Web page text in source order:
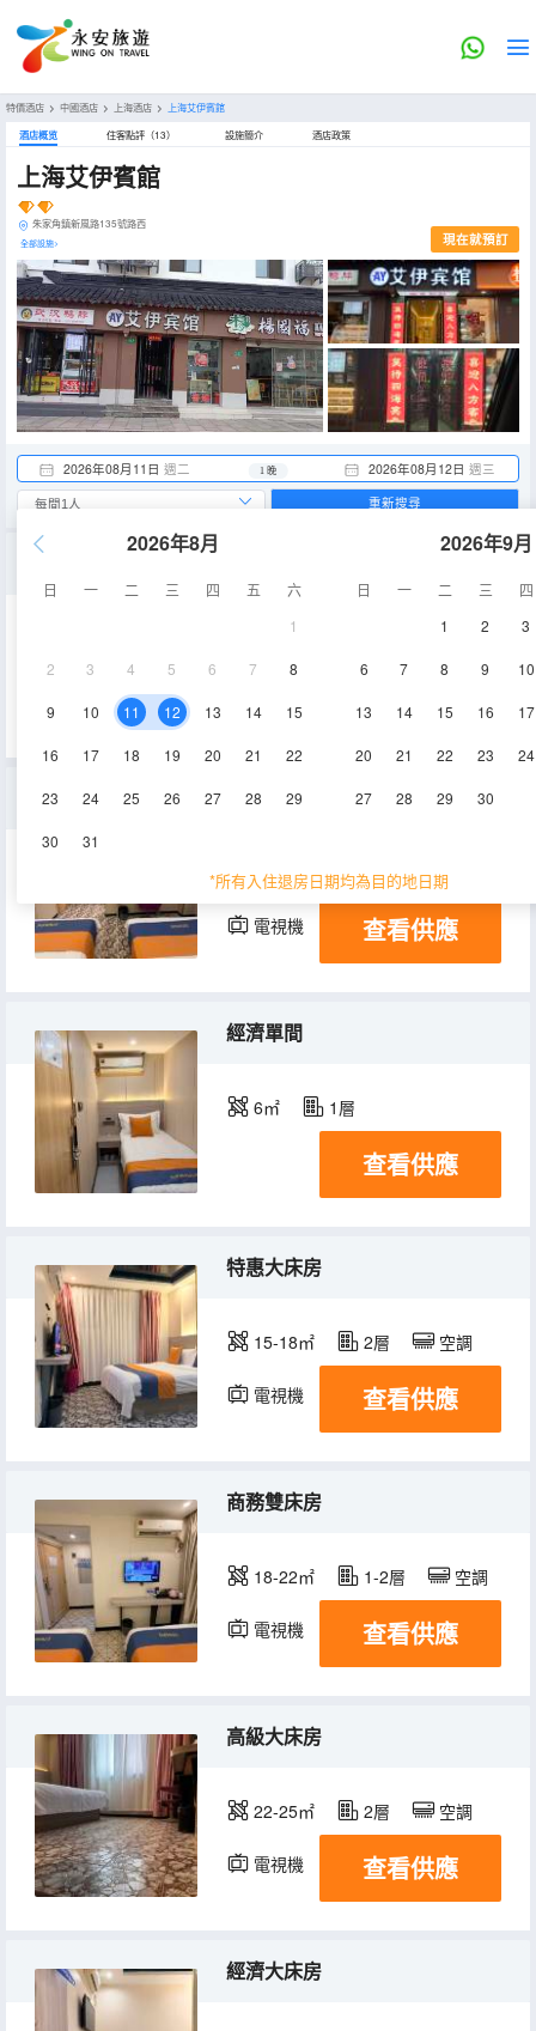
特價酒店 > 中國酒店 > 上海酒店 > 上海艾伊賓館
酒店概览 住客點評（13） 設施簡介 酒店政策
上海艾伊賓館
朱家角鎮新風路135號路西
全部設施> 現在就預訂
2026年08月11日 週二 2026年08月12日 週三
1 晚
2026年8月
日 一 二 三 四 五
六
1
2 3 4 5 6 7 8
9 10 11 12 13 14 15
16 17 18 19 20 21 22
23 24 25 26 27 28 29
30 31
2026年9月
日 一 二 三
四
1
2 3
6 7 8 9 10
13 14 15 16 17
20 21 22 23 24
27 28 29 30
*所有入住退房日期均為目的地日期
重新搜尋
20-23㎡
温馨家庭房
23-25㎡ 1-2層
電視機 查看供應
經濟單間
6㎡ 1層
查看供應
特惠大床房
15-18㎡ 2層 空調
電視機 查看供應
商務雙床房
18-22㎡ 1-2層 空調
電視機 查看供應
高級大床房
22-25㎡ 2層 空調
電視機 查看供應
經濟大床房